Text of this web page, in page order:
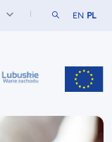
Szukaj w
EN PL